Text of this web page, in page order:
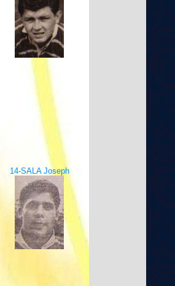
14-SALA Joseph